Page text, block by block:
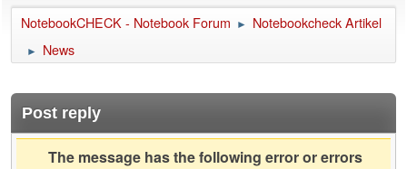
Forum
Impressum
NotebookCHECK - Notebook Forum ► Notebookcheck Artikel
► News
Post reply
The message has the following error or errors